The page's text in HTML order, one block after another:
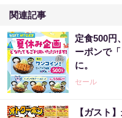
関連記事
定食500円
ーポンで
に。
セール
【ガスト